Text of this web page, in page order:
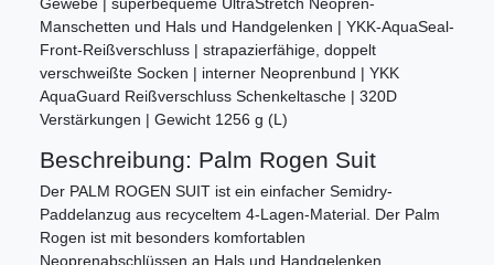
Gewebe | superbequeme UltraStretch Neopren-
Manschetten und Hals und Handgelenken | YKK-AquaSeal-
Front-Reißverschluss | strapazierfähige, doppelt
verschweißte Socken | interner Neoprenbund | YKK
AquaGuard Reißverschluss Schenkeltasche | 320D
Verstärkungen | Gewicht 1256 g (L)
Beschreibung: Palm Rogen Suit
Der PALM ROGEN SUIT ist ein einfacher Semidry-
Paddelanzug aus recyceltem 4-Lagen-Material. Der Palm
Rogen ist mit besonders komfortablen
Neoprenabschlüssen an Hals und Handgelenken